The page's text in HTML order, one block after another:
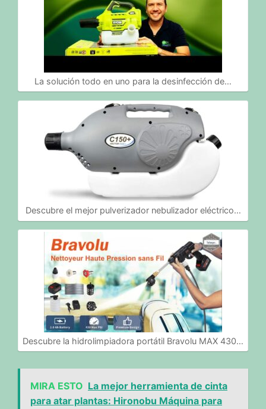
La solución todo en uno para la desinfección de…
Descubre el mejor pulverizador nebulizador eléctrico…
Descubre la hidrolimpiadora portátil Bravolu MAX 430…
MIRA ESTO La mejor herramienta de cinta
para atar plantas: Hironobu Máquina para